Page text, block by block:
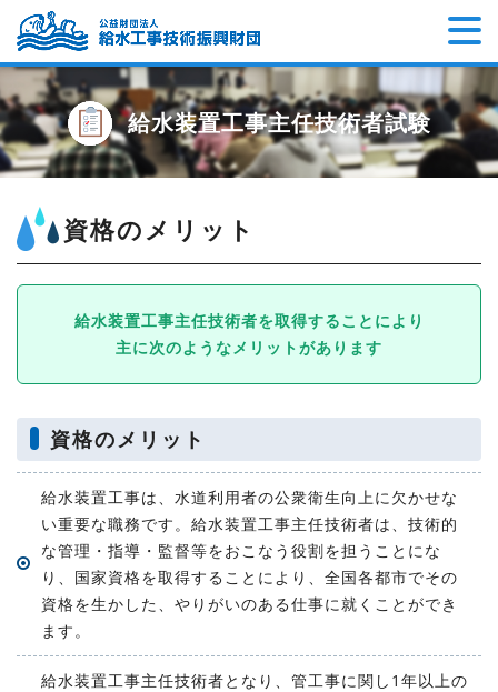
給水装置工事主任技術者試験
資格のメリット
給水装置工事主任技術者を取得することにより
主に次のようなメリットがあります
資格のメリット
給水装置工事は、水道利用者の公衆衛生向上に欠かせな
い重要な職務です。給水装置工事主任技術者は、技術的
な管理・指導・監督等をおこなう役割を担うことにな
り、国家資格を取得することにより、全国各都市でその
資格を生かした、やりがいのある仕事に就くことができ
ます。
給水装置工事主任技術者となり、管工事に関し1年以上の